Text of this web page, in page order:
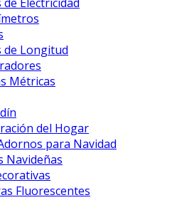
de Longitud
Métricas
del Hogar
para Navidad
Navideñas
Fluorescentes